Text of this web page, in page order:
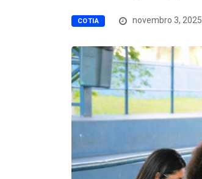
COTIA novembro 3, 2025